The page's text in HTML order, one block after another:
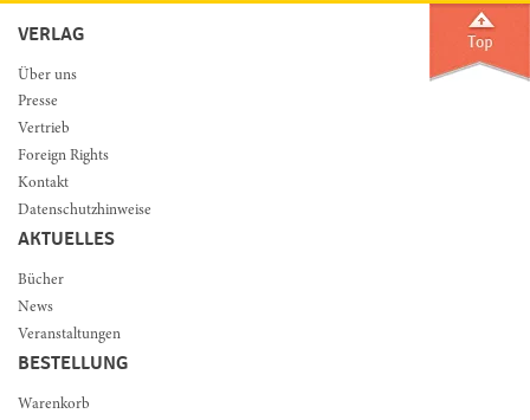
VERLAG
Über uns
Presse
Vertrieb
Foreign Rights
Kontakt
Datenschutzhinweise
AKTUELLES
Bücher
News
Veranstaltungen
BESTELLUNG
Warenkorb